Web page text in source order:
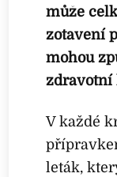
může
zotavení
mohou
V každé
leták,